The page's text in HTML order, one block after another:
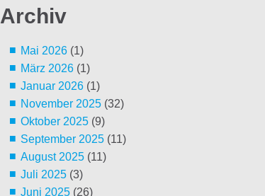
Archiv
Mai 2026(1)
März 2026(1)
Januar 2026(1)
November 2025(32)
Oktober 2025(9)
September 2025(11)
August 2025(11)
Juli 2025(3)
Juni 2025(26)